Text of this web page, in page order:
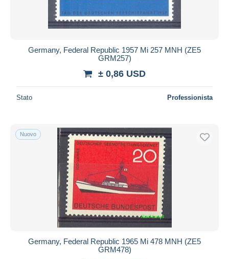
Germany, Federal Republic 1957 Mi 257 MNH (ZE5
GRM257)
± 0,86 USD
Stato Professionista
Nuovo
Germany, Federal Republic 1965 Mi 478 MNH (ZE5
GRM478)